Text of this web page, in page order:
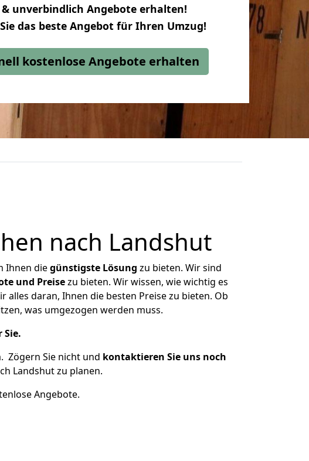
& unverbindlich Angebote erhalten!
das beste Angebot für Ihren Umzug!
kostenlose Angebote erhalten
nach Landshut
Ihnen diegünstigste Lösung zu bieten. Wir sind
und Preisezu bieten. Wir wissen, wie wichtig es
daran, Ihnen die besten Preise zu bieten. Ob
was umgezogen werden muss.
Zögern Sie nicht und kontaktieren Sie uns noch
Landshut zu planen.
Angebote.